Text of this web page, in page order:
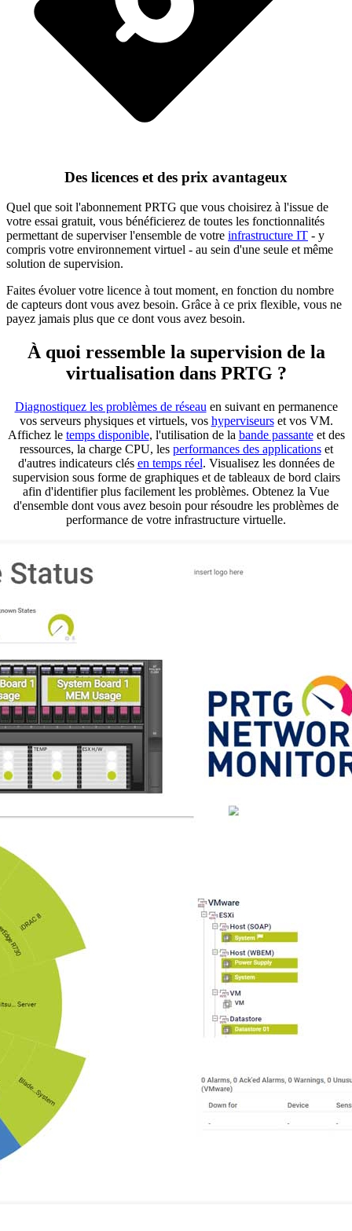
Des licences et des prix avantageux
Quel que soit l'abonnement PRTG que vous choisirez à l'issue de
votre essai gratuit, vous bénéficierez de toutes les fonctionnalités
permettant de superviser l'ensemble de votre infrastructure IT - y
compris votre environnement virtuel - au sein d'une seule et même
solution de supervision.
Faites évoluer votre licence à tout moment, en fonction du nombre
de capteurs dont vous avez besoin. Grâce à ce prix flexible, vous ne
payez jamais plus que ce dont vous avez besoin.
À quoi ressemble la supervision de la
virtualisation dans PRTG ?
Diagnostiquez les problèmes de réseau en suivant en permanence
vos serveurs physiques et virtuels, vos hyperviseurset vos VM.
Affichez le temps disponible, l'utilisation de la bande passanteet des
ressources, la charge CPU, les performances des applicationset
d'autres indicateurs clés en temps réel. Visualisez les données de
supervision sous forme de graphiques et de tableaux de bord clairs
afin d'identifier plus facilement les problèmes. Obtenez la Vue
d'ensemble dont vous avez besoin pour résoudre les problèmes de
performance de votre infrastructure virtuelle.